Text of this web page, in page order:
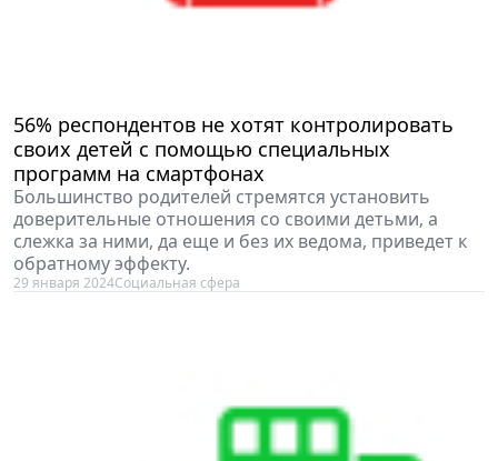
56% респондентов не хотят контролировать
своих детей с помощью специальных
программ на смартфонах
Большинство родителей стремятся установить
доверительные отношения со своими детьми, а
слежка за ними, да еще и без их ведома, приведет к
обратному эффекту.
29 января 2024Социальная сфера